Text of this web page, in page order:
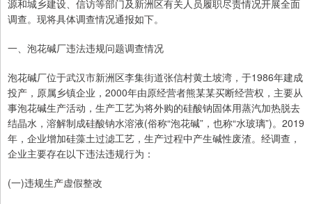
源和城乡建设、信访等部门及新洲区有关人员履职尽责情况开展全面
调查。现将具体调查情况通报如下。
一、泡花碱厂违法违规问题调查情况
泡花碱厂位于武汉市新洲区李集街道张信村黄土坡湾，于1986年建成
投产，原属乡镇企业，2000年由原经营者熊某某买断经营权，主要从
事泡花碱生产活动，生产工艺为将外购的硅酸钠固体用蒸汽加热脱去
结晶水，溶解制成硅酸钠水溶液(俗称“泡花碱”，也称“水玻璃”)。2019
年，企业增加硅藻土过滤工艺，生产过程中产生碱性废渣。经调查，
企业主要存在以下违法违规行为：
(一)违规生产虚假整改